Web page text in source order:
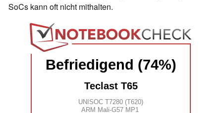
SoCs kann oft nicht mithalten.
Befriedigend (74%)
Teclast T65
UNISOC T7280 (T620)
ARM Mali-G57 MP1